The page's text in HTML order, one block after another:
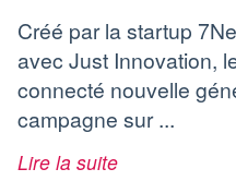
Créé par la startup
avec Just Innovation,
connecté nouvelle
campagne sur ...
Lire la suite